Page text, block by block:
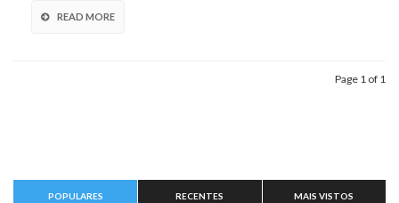
READ MORE
Page 1 of 1
POPULARES RECENTES MAIS VISTOS